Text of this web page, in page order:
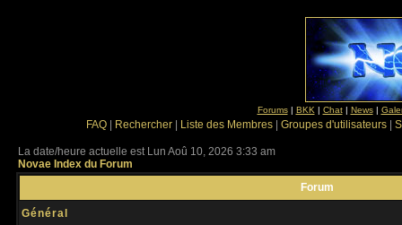
Forums| BKK | Chat| News|
FAQ Rechercher Liste des Membres Groupes d'utilisateurs
La date/heure actuelle est Lun Aoû 10, 2026 3:33 am
Novae Index du Forum
Forum
Général